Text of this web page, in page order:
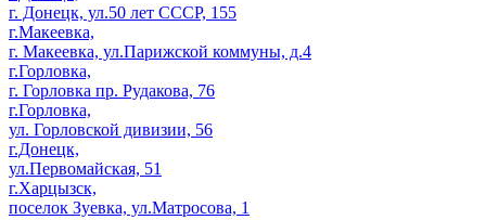
г. Донецк, ул.50 лет СССР, 155
г.Макеевка,
г. Макеевка, ул.Парижской коммуны, д.4
г.Горловка,
г. Горловка пр. Рудакова, 76
г.Горловка,
ул. Горловской дивизии, 56
г.Донецк,
ул.Первомайская, 51
г.Харцызск,
поселок Зуевка, ул.Матросова, 1